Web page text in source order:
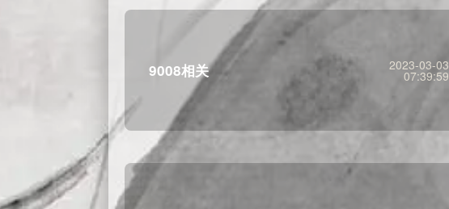
9008相关 2023-03-03
07:39:59